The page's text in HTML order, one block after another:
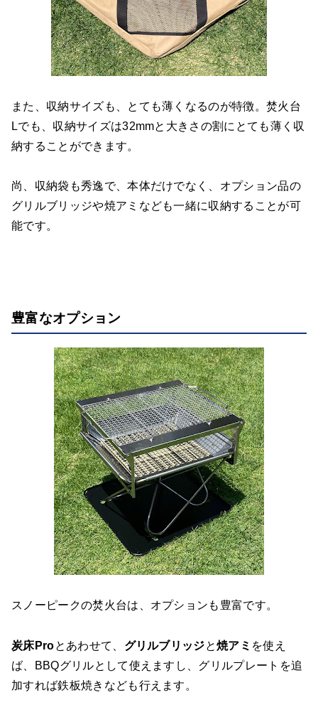
また、収納サイズも、とても薄くなるのが特徴。焚火台
Lでも、収納サイズは32mmと大きさの割にとても薄く収
納することができます。
尚、収納袋も秀逸で、本体だけでなく、オプション品の
グリルブリッジや焼アミなども一緒に収納することが可
能です。
豊富なオプション
スノーピークの焚火台は、オプションも豊富です。
炭床Proとあわせて、 グリルブリッジと焼アミ を使え
ば、BBQグリルとして使えますし、グリルプレートを追
加すれば鉄板焼きなども行えます。